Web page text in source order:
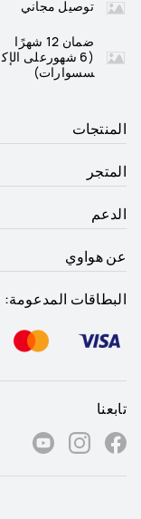
توصيل مجاني
ضمان 12 شهرًا
(6 شهورعلى الإك
سسوارات)
المنتجات
المتجر
الدعم
عن هواوي
البطاقات المدعومة:
تابعنا